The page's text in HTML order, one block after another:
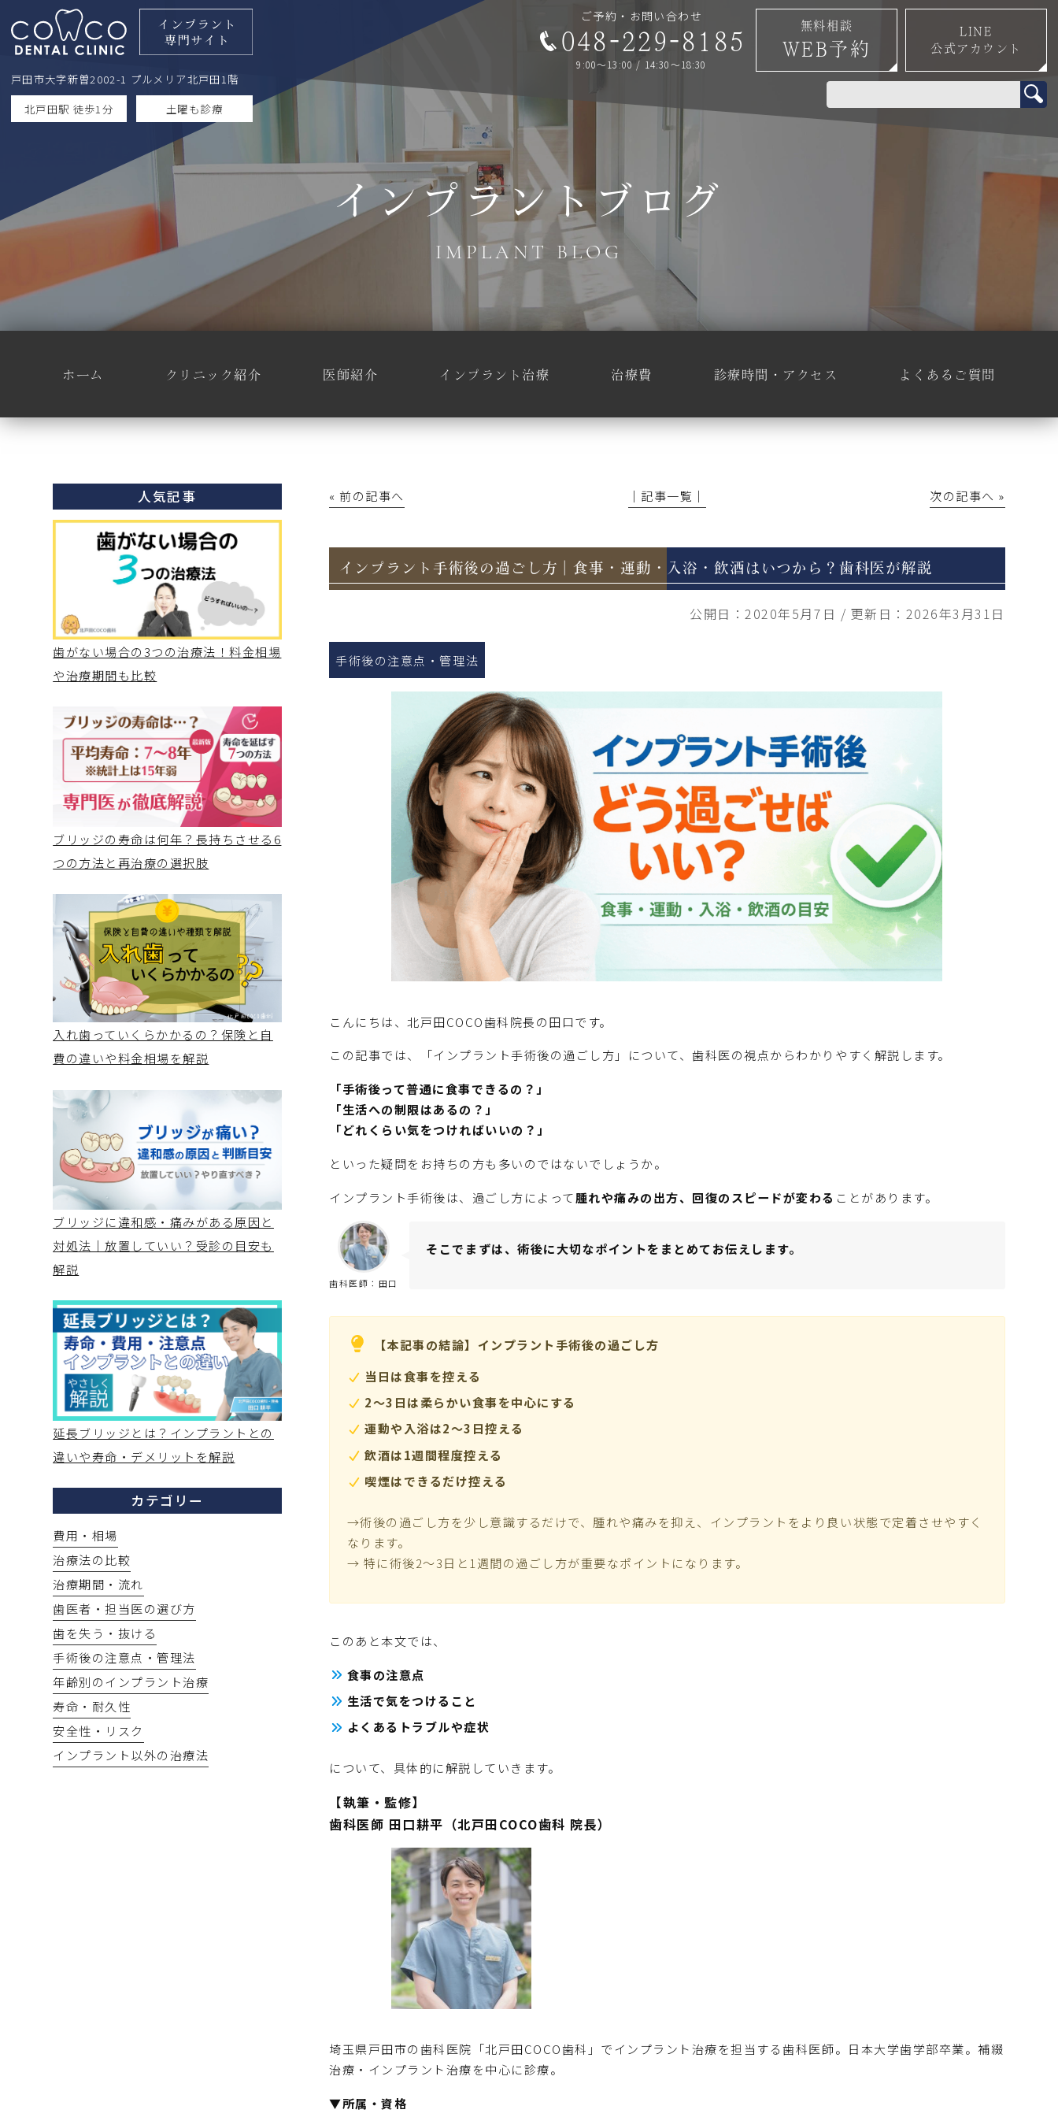
戸田市大字新曽2002-1 プルメリア北戸田1階
北戸田駅 徒歩1分
土曜も診療
ご予約・お問い合わせ
048-229-8185
9:00～13:00 / 14:30～18:30
無料相談
WEB予約
LINE
公式アカウント
インプラントブログ
IMPLANT BLOG
ホーム クリニック紹介 医師紹介 インプラント治療 治療費 診療時間・アクセス よくあるご質問
« 前の記事へ │記事一覧│ 次の記事へ »
インプラント手術後の過ごし方｜食事・運動・入浴・飲酒はいつから？歯科医が解説
公開日：2020年5月7日 / 更新日： 2026年3月31日
手術後の注意点・管理法
こんにちは、北戸田COCO歯科院長の田口です。
この記事では、「インプラント手術後の過ごし方」について、歯科医の視点からわかりやすく解説します。
「手術後って普通に食事できるの？」
「生活への制限はあるの？」
「どれくらい気をつければいいの？」
といった疑問をお持ちの方も多いのではないでしょうか。
インプラント手術後は、過ごし方によって腫れや痛みの出方、回復のスピードが変わる ことがあります。
歯科医師：田口
そこでまずは、術後に大切なポイントをまとめてお伝えします。
【本記事の結論】インプラント手術後の過ごし方
当日は食事を控える
2〜3日は柔らかい食事を中心にする
運動や入浴は2〜3日控える
飲酒は1週間程度控える
喫煙はできるだけ控える
→術後の過ごし方を少し意識するだけで、腫れや痛みを抑え、インプラントをより良い状態で定着させやすく
なります。
→ 特に術後2〜3日と1週間の過ごし方が重要なポイントになります。
このあと本文では、
食事の注意点
生活で気をつけること
よくあるトラブルや症状
について、具体的に解説していきます。
【執筆・監修】
歯科医師 田口耕平（北戸田COCO歯科 院長）
埼玉県戸田市の歯科医院「北戸田COCO歯科」でインプラント治療を担当する歯科医師。日本大学歯学部卒業。補綴
治療・インプラント治療を中心に診療。
▼所属・資格
人気記事
歯がない場合の3つの治療法！料金相場
や治療期間も比較
ブリッジの寿命は何年？長持ちさせる6
つの方法と再治療の選択肢
入れ歯っていくらかかるの？保険と自
費の違いや料金相場を解説
ブリッジに違和感・痛みがある原因と
対処法｜放置していい？受診の目安も
解説
延長ブリッジとは？インプラントとの
違いや寿命・デメリットを解説
カテゴリー
費用・相場
治療法の比較
治療期間・流れ
歯医者・担当医の選び方
歯を失う・抜ける
手術後の注意点・管理法
年齢別のインプラント治療
寿命・耐久性
安全性・リスク
インプラント以外の治療法